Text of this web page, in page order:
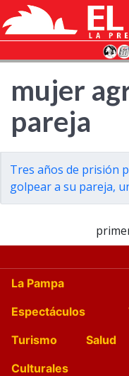
mujer
pareja
Tres años de prisión
golpear a su pareja,
La Pampa
Espectáculos
Turismo
Salud
Culturales